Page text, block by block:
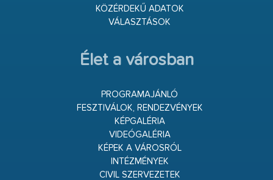
KÖZÉRDEKŰ ADATOK
VÁLASZTÁSOK
Élet a városban
PROGRAMAJÁNLÓ
FESZTIVÁLOK, RENDEZVÉNYEK
KÉPGALÉRIA
VIDEÓGALÉRIA
KÉPEK A VÁROSRÓL
INTÉZMÉNYEK
CIVIL SZERVEZETEK